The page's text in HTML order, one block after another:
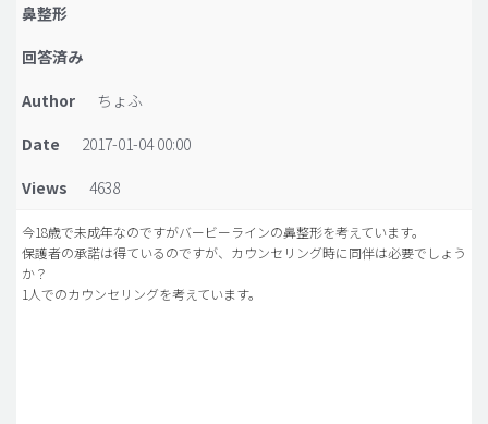
idリアルストーリー
idニュース
病院紹介
安全整形
ご相談のお問い合わせ
鼻整形
回答済み
Author
ちょふ
Date
2017-01-04 00:00
Views
4638
今18歳で未成年なのですがバービーラインの鼻整形を考えています。
保護者の承諾は得ているのですが、カウンセリング時に同伴は必要でしょう
か？
1人でのカウンセリングを考えています。